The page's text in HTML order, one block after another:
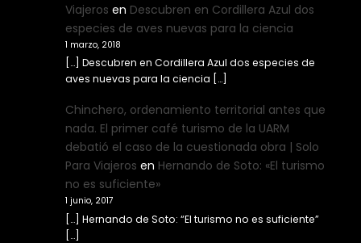
Viajeros en Descubren en Cordillera Azul dos
especies de aves nuevas para la ciencia
1 marzo, 2018
[…] Descubren en Cordillera Azul dos especies de
aves nuevas para la ciencia […]
Chinchero, ordenamiento territorial antes que
nada. El primer café turismo de la UARM
debatió el caso de la cuestionada obra | Solo
Para Viajeros en Hernando de Soto: «El turismo
no es suficiente»
1 junio, 2017
[…] Hernando de Soto: “El turismo no es suficiente”
[…]